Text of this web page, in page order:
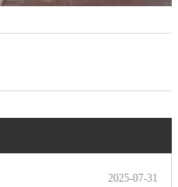
2025-07-31